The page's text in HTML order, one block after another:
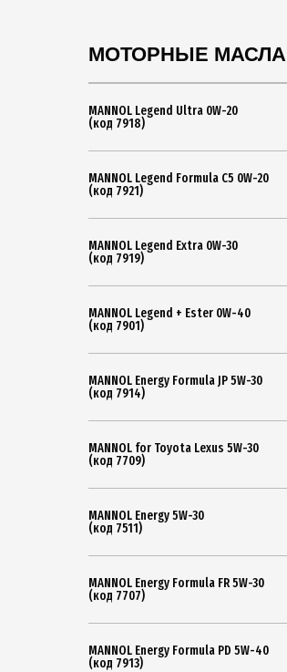
МОТОРНЫЕ МАСЛА
MANNOL Legend Ultra 0W-20
(код 7918)
MANNOL Legend Formula C5 0W-20
(код 7921)
MANNOL Legend Extra 0W-30
(код 7919)
MANNOL Legend + Ester 0W-40
(код 7901)
MANNOL Energy Formula JP 5W-30
(код 7914)
MANNOL for Toyota Lexus 5W-30
(код 7709)
MANNOL Energy 5W-30
(код 7511)
MANNOL Energy Formula FR 5W-30
(код 7707)
MANNOL Energy Formula PD 5W-40
(код 7913)